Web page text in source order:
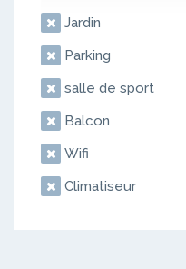
Jardin
Parking
salle de sport
Balcon
Wifi
Climatiseur